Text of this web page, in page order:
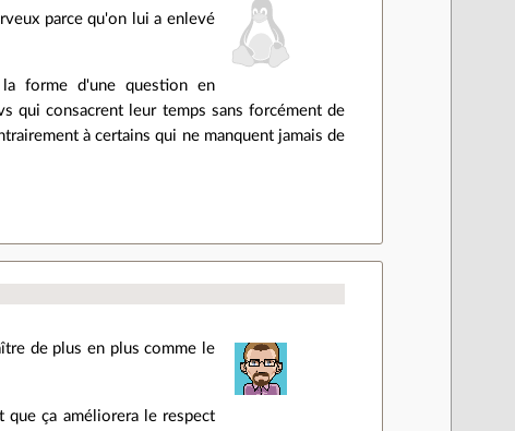
parce qu'on lui a enlevé
forme d'une question en
qui consacrent leur temps sans forcément de
à certains qui ne manquent jamais de
de plus en plus comme le
ça améliorera le respect